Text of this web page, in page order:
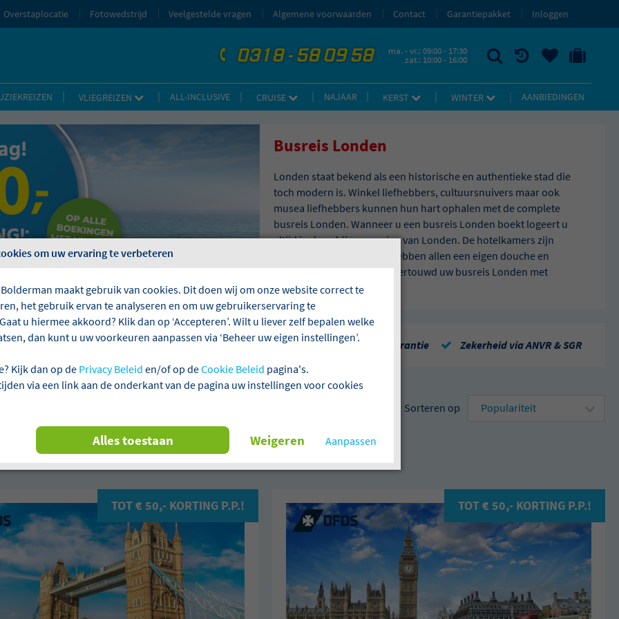
telefoon
0318 - 58 09 58 ma. - vr.: 09:00 - 17:30
zat.: 10:00 - 16:00 ZOEKEN UW BEWAARDE REIZEN
VLIEGREIZEN ALL-INCLUSIVE CRUISE NAJAAR KERST WINTER AANBIEDINGEN
Overstaplocatie Fotowedstrijd Veelgestelde vragen Algemene voorwaarden Contact Garantiepakket Inloggen
Busreis Londen
Londen staat bekend als een historische en authentieke stad die
toch modern is. Winkel liefhebbers, cultuursnuivers maar ook
musea liefhebbers kunnen hun hart ophalen met de complete
busreis Londen. Wanneer u een busreis Londen boekt logeert u
altijd in de nabije omgeving van Londen. De hotelkamers zijn
comfortabel ingericht en hebben allen een eigen douche en
toilet. Boek eenvoudig en vertouwd uw busreis Londen met
Bolderman.
Aanbetalen niet verplicht Laagste prijsgarantie Repatriëringsgarantie Zekerheid via ANVR & SGR
5 reizen gevonden Sorteren op
Londen Busreizen Alles wissen
TOT € 50,- KORTING P.P.! TOT € 50,- KORTING P.P.!
om uw ervaring te verbeteren
maakt gebruik van cookies. Dit doen wij om onze website correct te
het gebruik ervan te analyseren en om uw gebruikerservaring te
u hiermee akkoord? Klik dan op ‘Accepteren’. Wilt u liever zelf bepalen welke
dan kunt u uw voorkeuren aanpassen via ‘Beheer uw eigen instellingen’.
Kijk dan op de Privacy Beleid en/of op deCookie Beleid pagina's.
via een link aan de onderkant van de pagina uw instellingen voor cookies
Aanpassen
Weigeren
Alles toestaan